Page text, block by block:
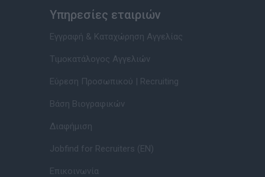
Υπηρεσίες εταιριών
Εγγραφή & Καταχώρηση Αγγελίας
Τιμοκατάλογος Αγγελιών
Εύρεση Προσωπικού | Recruiting
Βάση Βιογραφικών
Διαφήμιση
Jobfind for Recruiters (EN)
Επικοινωνία